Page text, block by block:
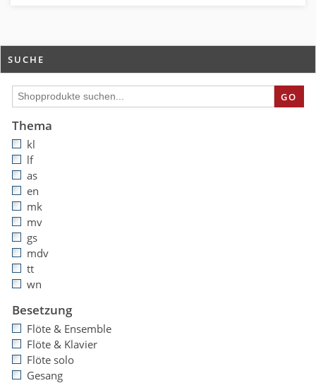
SUCHE
GO
Thema
kl
lf
as
en
mk
mv
gs
mdv
tt
wn
Besetzung
Flöte & Ensemble
Flöte & Klavier
Flöte solo
Gesang